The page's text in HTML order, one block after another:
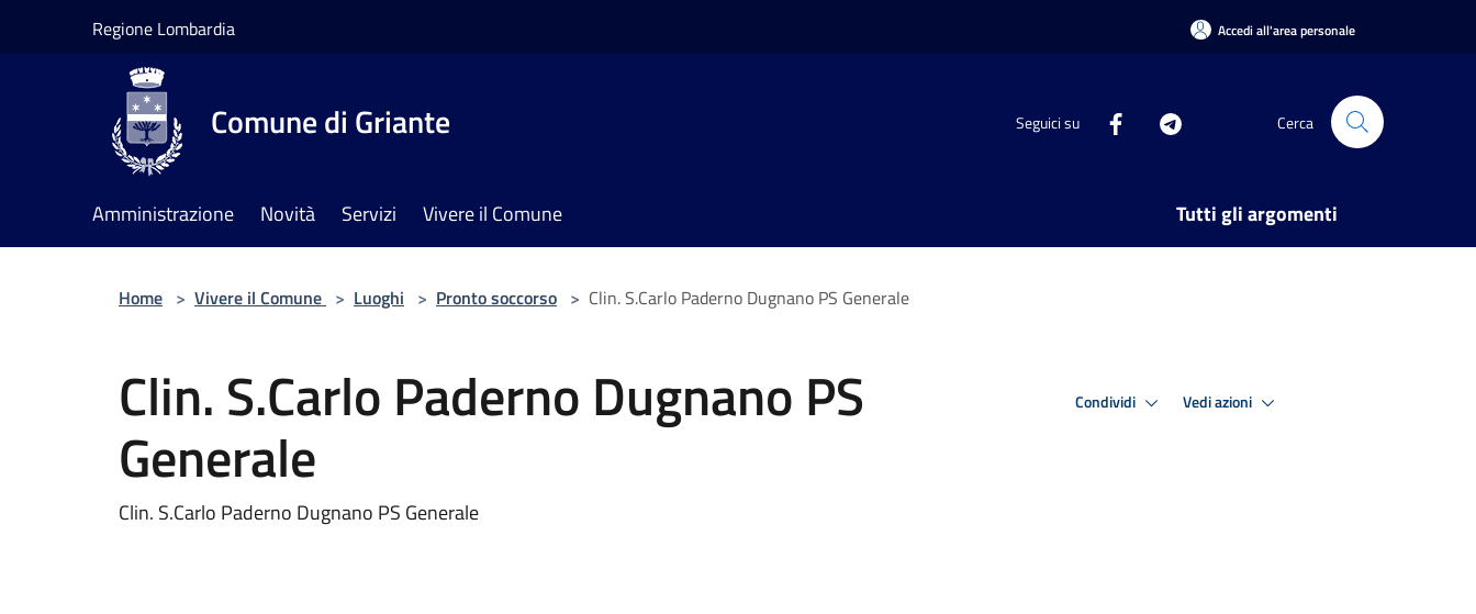
Regione Lombardia Accedi all'area personale
Comune di Griante Seguici su Cerca
Amministrazione Novità Servizi Vivere il Comune Tutti gli argomenti
Home > Vivere il Comune > Luoghi > Pronto soccorso > Clin. S.Carlo Paderno Dugnano PS Generale
Clin. S.Carlo Paderno Dugnano PS
Generale
Clin. S.Carlo Paderno Dugnano PS Generale
Condividi Vedi azioni